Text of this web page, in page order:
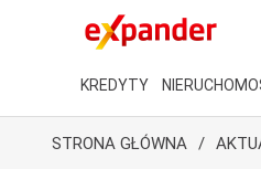
KREDYTY
STRONA GŁÓWNA